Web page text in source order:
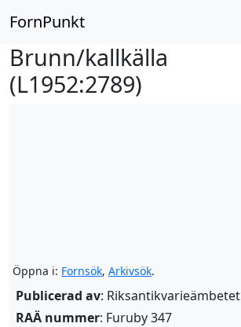
FornPunkt
Brunn/kallkälla
(L1952:2789)
Öppna i: Fornsök, Arkivsök.
Publicerad av: Riksantikvarieämbetet
RAÄ nummer: Furuby 347